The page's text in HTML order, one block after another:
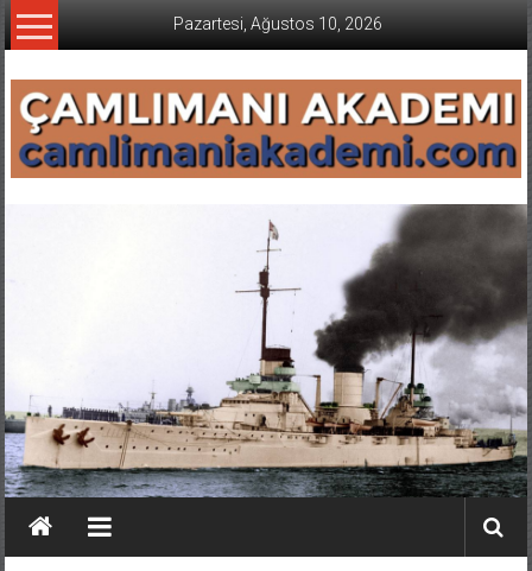
İçeriğe
geç
Pazartesi, Ağustos 10, 2026